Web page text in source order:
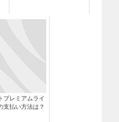
プレミアムライ
支払い方法は？